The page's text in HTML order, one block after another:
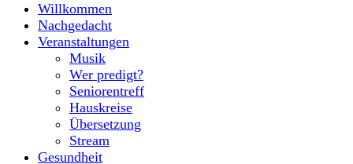
Willkommen
Nachgedacht
Veranstaltungen
Musik
Wer predigt?
Seniorentreff
Hauskreise
Übersetzung
Stream
Gesundheit